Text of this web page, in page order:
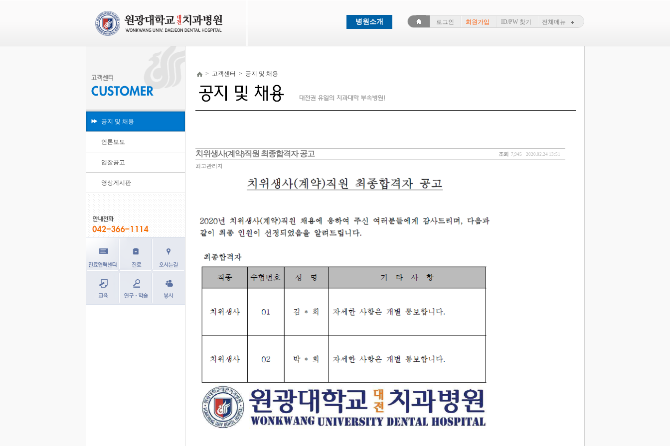
병원소개 로그인 회원가입 ID/PW 찾기 전체메뉴
공지 및 채용
언론보도
입찰공고
영상게시판
> 고객센터 > 공지 및 채용
치위생사(계약)직원 최종합격자 공고 조회 7,945 2020.02.24 13:51
최고관리자